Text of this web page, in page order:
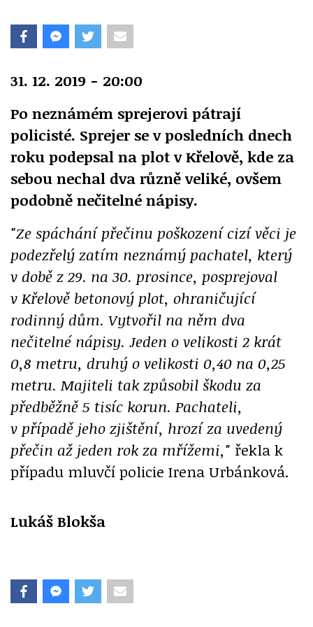
31. 12. 2019 - 20:00
Po neznámém sprejerovi pátrají
policisté. Sprejer se v posledních dnech
roku podepsal na plot v Křelově, kde za
sebou nechal dva různě veliké, ovšem
podobně nečitelné nápisy.
"Ze spáchání přečinu poškození cizí věci je
podezřelý zatím neznámý pachatel, který
v době z 29. na 30. prosince, posprejoval
v Křelově betonový plot, ohraničující
rodinný dům. Vytvořil na něm dva
nečitelné nápisy. Jeden o velikosti 2 krát
0,8 metru, druhý o velikosti 0,40 na 0,25
metru. Majiteli tak způsobil škodu za
předběžně 5 tisíc korun. Pachateli,
v případě jeho zjištění, hrozí za uvedený
přečin až jeden rok za mřížemi," řekla k
případu mluvčí policie Irena Urbánková.
Lukáš Blokša